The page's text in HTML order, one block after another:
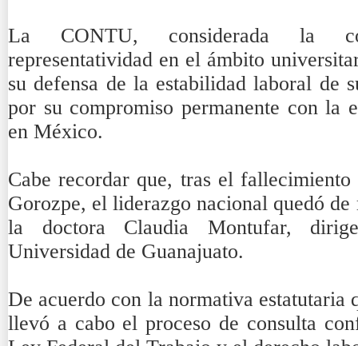
La CONTU, considerada la
representatividad en el ámbito
su defensa de la estabilidad laboral de
por su compromiso permanente con la
en México.
Cabe recordar que, tras el
Gorozpe, el liderazgo nacional quedó
la doctora Claudia Montufar,
Universidad de Guanajuato.
De acuerdo con la normativa estatutaria
llevó a cabo el proceso de consulta